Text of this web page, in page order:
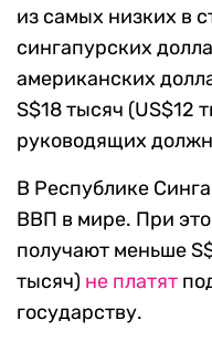
из самых низких в
сингапурских
американских
S$18 тысяч (US$12
руководящих
В Республике
ВВП в мире. При
получают меньше
тысяч) не платят
государству.